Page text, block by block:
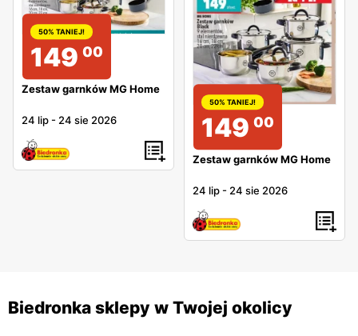
50% TANIEJ!
149 00
Zestaw garnków MG Home
24 lip - 24 sie 2026
50% TANIEJ!
149 00
Zestaw garnków MG Home
24 lip - 24 sie 2026
Biedronka sklepy w Twojej okolicy